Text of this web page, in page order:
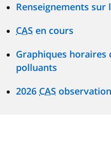
Renseignements sur
CAS en cours
Graphiques horaires
polluants
2026 CAS